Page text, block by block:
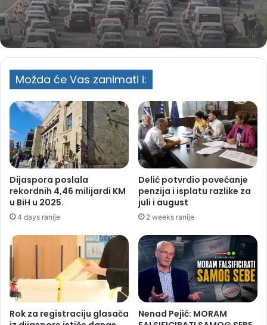
Gužve i duge kolone na graničnim
prelazima u BiH
Možda će Vas zanimati i:
Dijaspora poslala
rekordnih 4,46 milijardi KM
u BiH u 2025.
4 days ranije
Delić potvrdio povećanje
penzija i isplatu razlike za
juli i august
2 weeks ranije
Rok za registraciju glasača
Nenad Pejić: MORAM